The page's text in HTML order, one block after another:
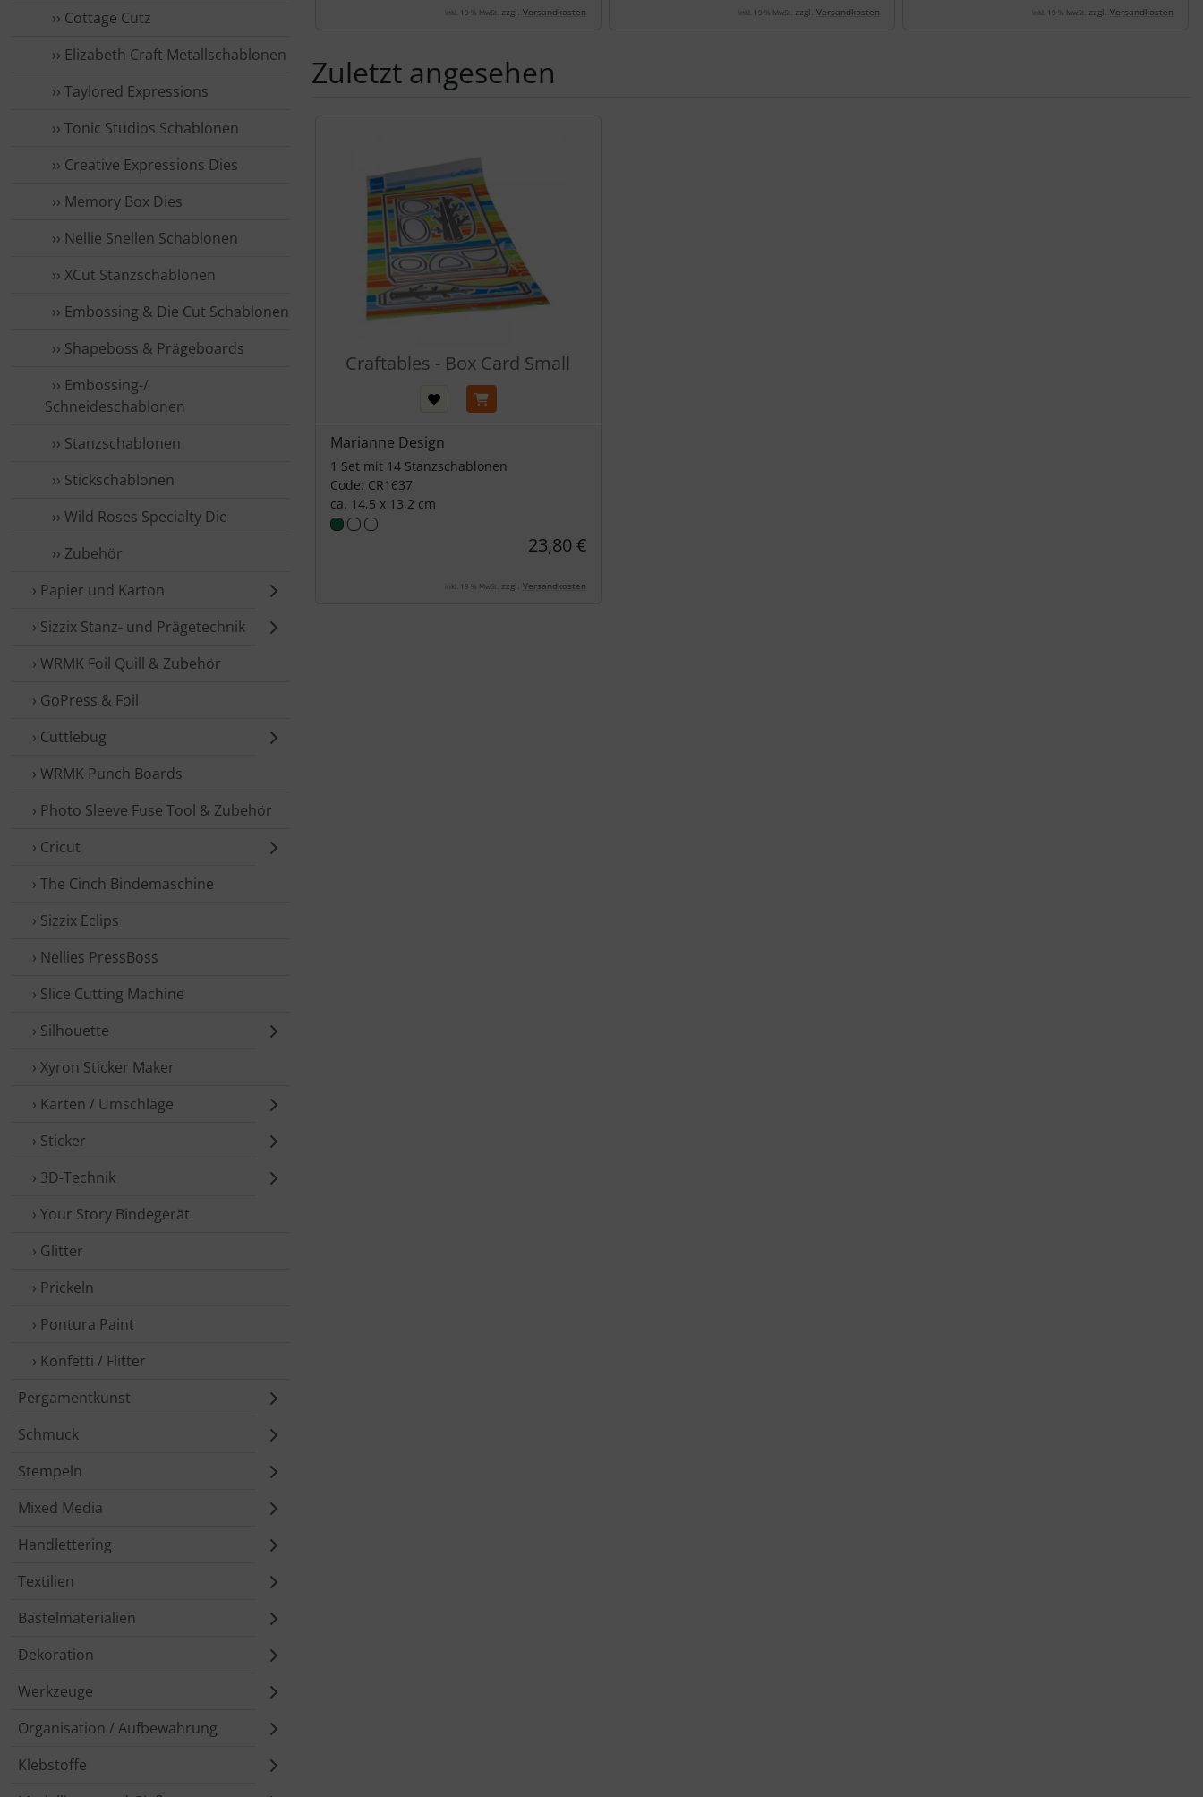
›› Cottage Cutz
›› Elizabeth Craft Metallschablonen
›› Taylored Expressions
›› Tonic Studios Schablonen
›› Creative Expressions Dies
›› Memory Box Dies
›› Nellie Snellen Schablonen
›› XCut Stanzschablonen
›› Embossing & Die Cut Schablonen
›› Shapeboss & Prägeboards
›› Embossing-/
Schneideschablonen
›› Stanzschablonen
›› Stickschablonen
›› Wild Roses Specialty Die
›› Zubehör
› Papier und Karton
› Sizzix Stanz- und Prägetechnik
› WRMK Foil Quill & Zubehör
› GoPress & Foil
› Cuttlebug
› WRMK Punch Boards
› Photo Sleeve Fuse Tool & Zubehör
› Cricut
› The Cinch Bindemaschine
› Sizzix Eclips
› Nellies PressBoss
› Slice Cutting Machine
› Silhouette
› Xyron Sticker Maker
› Karten / Umschläge
› Sticker
› 3D-Technik
› Your Story Bindegerät
› Glitter
› Prickeln
› Pontura Paint
› Konfetti / Flitter
Pergamentkunst
Schmuck
Stempeln
Mixed Media
Handlettering
Textilien
Bastelmaterialien
Dekoration
Werkzeuge
Organisation / Aufbewahrung
Klebstoffe
inkl. 19 % MwSt. zzgl. Versandkosten inkl. 19 % MwSt. zzgl. Versandkosten inkl. 19 % MwSt. zzgl. Versandkosten
Zuletzt angesehen
Craftables - Box Card Small
Marianne Design
1 Set mit 14 Stanzschablonen
Code: CR1637
ca. 14,5 x 13,2 cm
23,80 €
inkl. 19 % MwSt. zzgl. Versandkosten